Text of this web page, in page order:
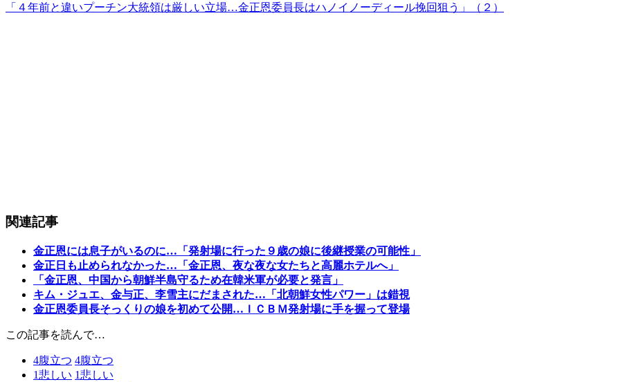
「４年前と違いプーチン大統領は厳しい立場…金正恩委員長はハノイノーディール挽回狙う」（２）
関連記事
金正恩には息子がいるのに…「発射場に行った９歳の娘に後継授業の可能性」
金正日も止められなかった…「金正恩、夜な夜な女たちと高麗ホテルへ」
「金正恩、中国から朝鮮半島守るため在韓米軍が必要と発言」
キム・ジュエ、金与正、李雪主にだまされた…「北朝鮮女性パワー」は錯視
金正恩委員長そっくりの娘を初めて公開…ＩＣＢＭ発射場に手を握って登場
この記事を読んで…
4腹立つ 4腹立つ
1悲しい 1悲しい